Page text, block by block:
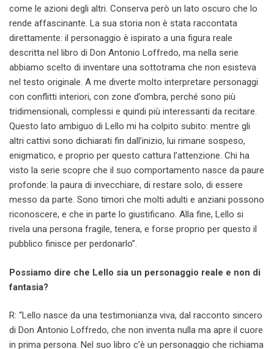
come le azioni degli altri. Conserva però un lato oscuro che lo
rende affascinante. La sua storia non è stata raccontata
direttamente: il personaggio è ispirato a una figura reale
descritta nel libro di Don Antonio Loffredo, ma nella serie
abbiamo scelto di inventare una sottotrama che non esisteva
nel testo originale. A me diverte molto interpretare personaggi
con conflitti interiori, con zone d’ombra, perché sono più
tridimensionali, complessi e quindi più interessanti da recitare.
Questo lato ambiguo di Lello mi ha colpito subito: mentre gli
altri cattivi sono dichiarati fin dall’inizio, lui rimane sospeso,
enigmatico, e proprio per questo cattura l’attenzione. Chi ha
visto la serie scopre che il suo comportamento nasce da paure
profonde: la paura di invecchiare, di restare solo, di essere
messo da parte. Sono timori che molti adulti e anziani possono
riconoscere, e che in parte lo giustificano. Alla fine, Lello si
rivela una persona fragile, tenera, e forse proprio per questo il
pubblico finisce per perdonarlo”.
Possiamo dire che Lello sia un personaggio reale e non di
fantasia?
R: “Lello nasce da una testimonianza viva, dal racconto sincero
di Don Antonio Loffredo, che non inventa nulla ma apre il cuore
in prima persona. Nel suo libro c’è un personaggio che richiama